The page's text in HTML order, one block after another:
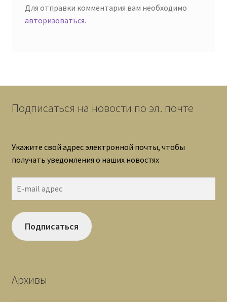
Для отправки комментария вам необходимо
авторизоваться.
Подписаться на новости по эл. почте
Укажите свой адрес электронной почты, чтобы
получать уведомления о наших новостях
Подписаться
Архивы